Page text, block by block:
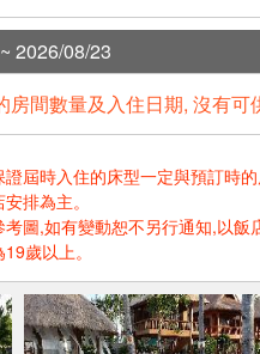
2026/08/23
房間數量及入住日期, 沒有
屆時入住的床型一定與預訂時
排為主。
圖,如有變動恕不另行通知,以飯
歲以上。